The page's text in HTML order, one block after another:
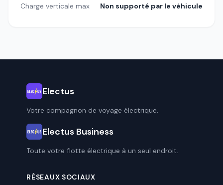
Charge verticale max Non supporté par le véhicule
Electus
Votre compagnon de voyage électrique.
Electus Business
Toute votre flotte électrique à un seul endroit.
RÉSEAUX SOCIAUX